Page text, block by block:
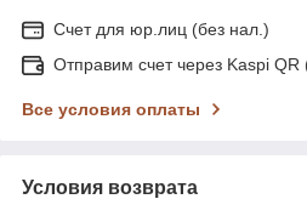
Счет для юр.лиц (без нал.)
Отправим счет через Kaspi QR
Все условия оплаты
Условия возврата